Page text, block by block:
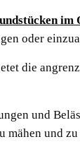
im
oder
die
und
mähen und